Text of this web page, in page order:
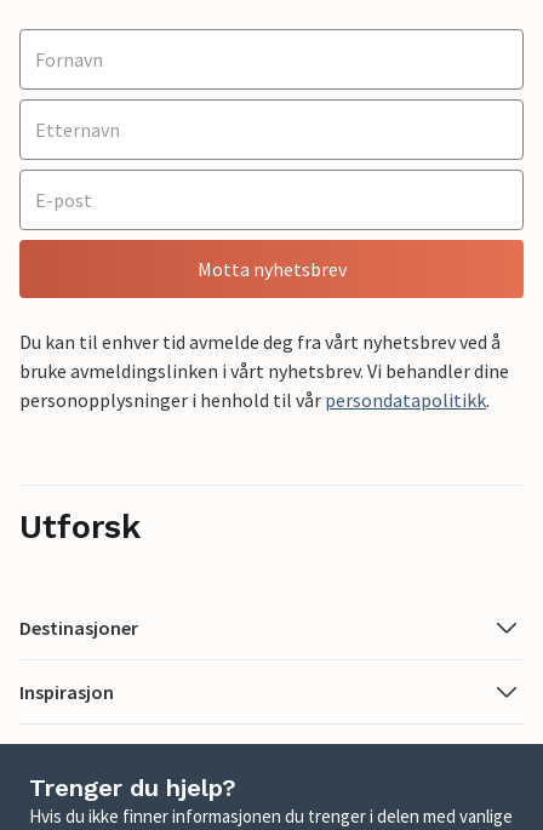
Motta nyhetsbrev
Du kan til enhver tid avmelde deg fra vårt nyhetsbrev ved å
bruke avmeldingslinken i vårt nyhetsbrev. Vi behandler dine
personopplysninger i henhold til vår persondatapolitikk.
Utforsk
Destinasjoner
Inspirasjon
Trenger du hjelp?
Hvis du ikke finner informasjonen du trenger i delen med vanlige